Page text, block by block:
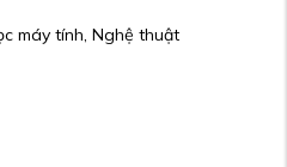
máy tính, Nghệ thuật